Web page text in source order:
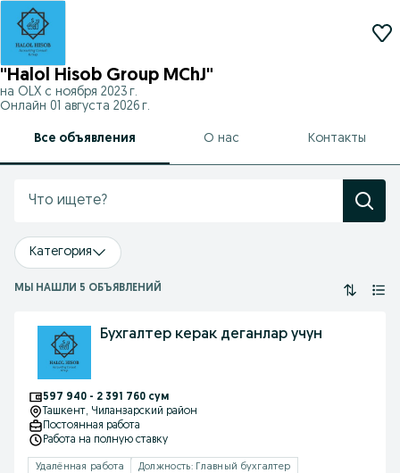
"Halol Hisob Group MChJ"
на OLX с ноября 2023 г.
Онлайн 01 августа 2026 г.
Все объявления О нас Контакты
Категория
МЫ НАШЛИ 5 ОБЪЯВЛЕНИЙ
Бухгалтер керак деганлар учун
597 940 - 2 391 760 сум
Ташкент, Чиланзарский район
Постоянная работа
Работа на полную ставку
Удалённая работа Должность: Главный бухгалтер